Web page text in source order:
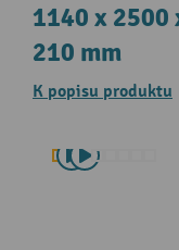
1140 x 2500
210 mm
K popisu produktu